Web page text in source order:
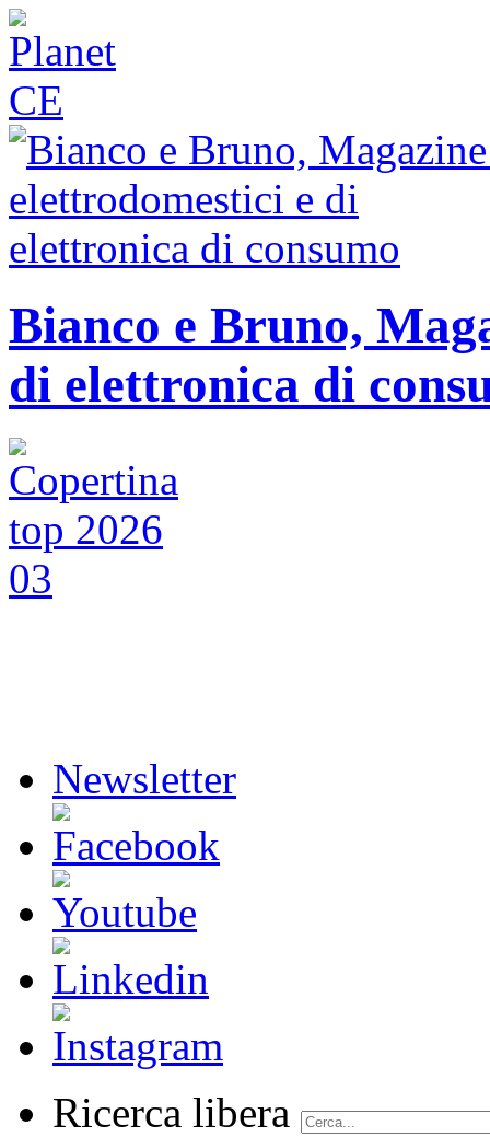
Bianco e Bruno,
di elettronica di
Newsletter
Ricerca libera